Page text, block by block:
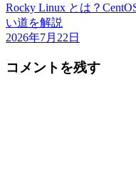
Rocky Linux とは？
い道を解説
2026年7月22日
コメントを残す